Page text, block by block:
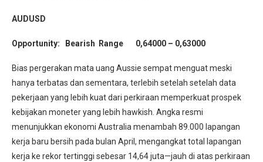
AUDUSD
Opportunity: Bearish Range 0,64000 – 0,63000
Bias pergerakan mata uang Aussie sempat menguat meski
hanya terbatas dan sementara, terlebih setelah setelah data
pekerjaan yang lebih kuat dari perkiraan memperkuat prospek
kebijakan moneter yang lebih hawkish. Angka resmi
menunjukkan ekonomi Australia menambah 89.000 lapangan
kerja baru bersih pada bulan April, mengangkat total lapangan
kerja ke rekor tertinggi sebesar 14,64 juta—jauh di atas perkiraan